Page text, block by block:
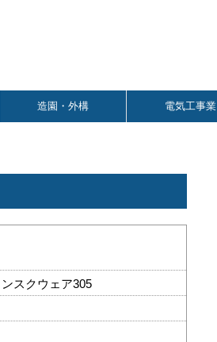
造園・外構 電気工事業
スクウェア305